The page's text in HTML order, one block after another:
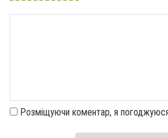
Розміщуючи коментар, я